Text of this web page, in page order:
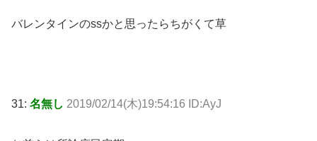
バレンタインのssかと思ったらちがくて草
31: 名無し 2019/02/14(木)19:54:16 ID:AyJ